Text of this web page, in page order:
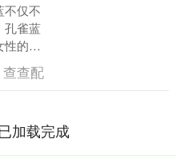
不仅不
孔雀蓝
性的成
搭配，
查查配
加载完成